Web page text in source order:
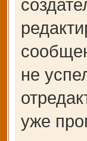
не
уже